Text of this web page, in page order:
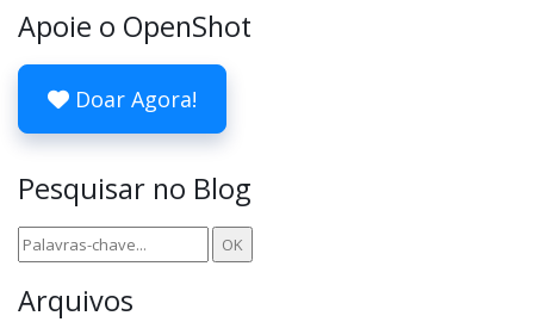
Apoie o OpenShot
Doar Agora!
Pesquisar no Blog
Arquivos